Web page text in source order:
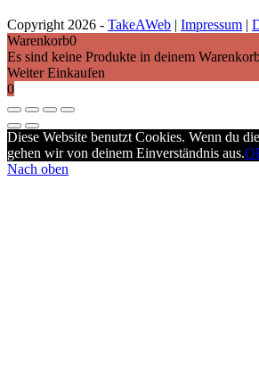
Copyright 2026 - TakeAWeb | Impressum |
Warenkorb0
Es sind keine Produkte in deinem
Weiter Einkaufen
0
Diese Website benutzt Cookies. Wenn du
gehen wir von deinem Einverständnis aus.
Nach oben